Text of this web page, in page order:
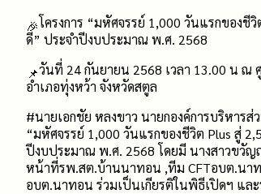
โครงการ “มหัศจรรย์ 1,000 วันแรกของ
ดี” ประจำปีงบประมาณ พ.ศ. 2568
วันที่ 24 กันยายน 2568 เวลา 13.00 น
อำเภอทุ่งหว้า จังหวัดสตูล
#นายเอกชัย หลงขาว นายกองค์การบริหาร
“มหัศจรรย์ 1,000 วันแรกของชีวิต Plus สู่
ปีงบประมาณ พ.ศ. 2568 โดยมี นางสาวขวั
หน้าที่รพ.สต.บ้านนาทอน ,ทีม CFTอบต.นา
อบต.นาทอน ร่วมเป็นเกียรติในพิธีเปิดฯ และ